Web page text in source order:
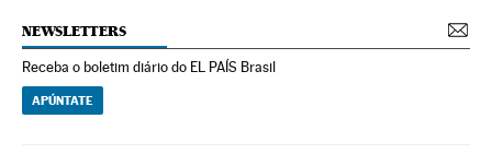
NEWSLETTERS
Receba o boletim diário do EL PAÍS Brasil
APÚNTATE